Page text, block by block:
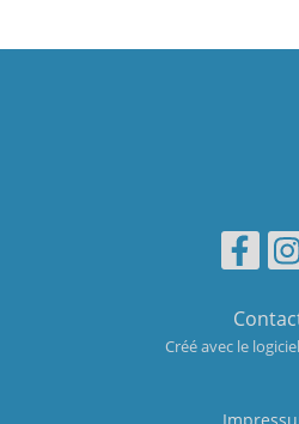
Créé avec le logiciel